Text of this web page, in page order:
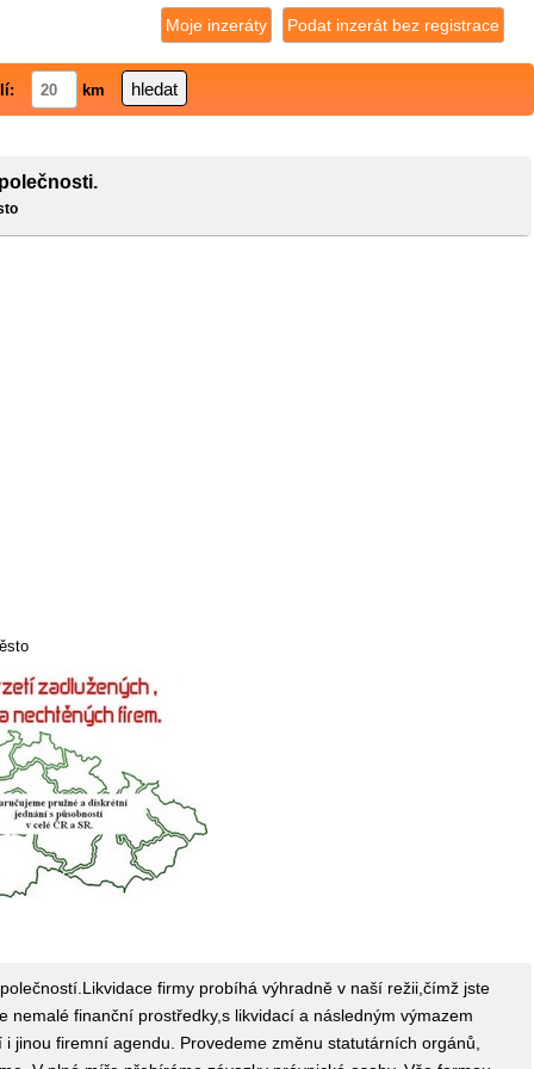
Podat inzerát bez registrace
Moje inzeráty
km
firmy probíhá výhradně v naší režii,čímž jste
finanční prostředky,s likvidací a následným výmazem
firemní agendu. Provedeme změnu statutárních orgánů,